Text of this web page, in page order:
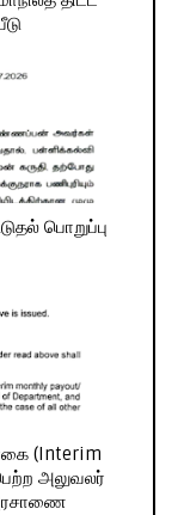
பொறுப்பு
(Interim
அலுவலர்